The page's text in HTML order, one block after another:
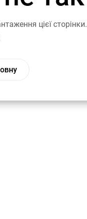
цієї сторінки.